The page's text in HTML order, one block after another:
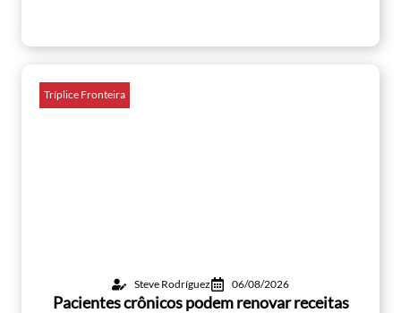
Tríplice Fronteira
Steve Rodríguez 06/08/2026
Pacientes crônicos podem renovar receitas